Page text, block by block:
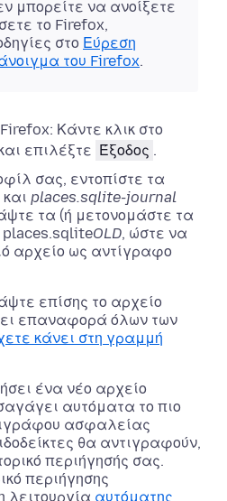
μπορείτε να ανοίξετε
το Firefox,
στο Εύρεση
του Firefox.
Κάντε κλικ στο
επιλέξτε Έξοδος .
σας, εντοπίστε τα
και places.sqlite-journal
τα (ή μετονομάστε τα
OLD, ώστε να
αρχείο ως αντίγραφο
επίσης το αρχείο
επαναφορά όλων των
κάνει στη γραμμή
ένα νέο αρχείο
αυτόματα το πιο
ασφαλείας
θα αντιγραφούν,
περιήγησής σας.
περιήγησης
λειτουργία αυτόματης